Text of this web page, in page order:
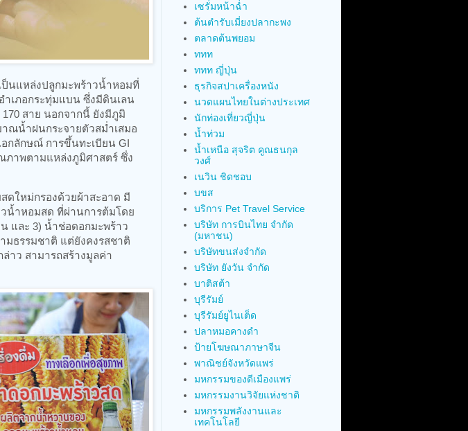
นแหล่งปลูกมะพร้าวน้ำหอมที่
เภอกระทุ่มแบน ซึ่งมีดินเลน
สาย นอกจากนี้ ยังมีภูมิ
ณน้ำฝนกระจายตัวสม่ำเสมอ
กลักษณ์ การขึ้นทะเบียน GI
ภาพตามแหล่งภูมิศาสตร์ ซึ่ง
ดใหม่กรองด้วยผ้าสะอาด มี
น้ำหอมสด ที่ผ่านการต้มโดย
และ 3) น้ำช่อดอกมะพร้าว
มธรรมชาติ แต่ยังคงรสชาติ
าว สามารถสร้างมูลค่า
เซรั่มหน้าฉ่ำ
ต้นตำรับเมี่ยงปลากะพง
ตลาดต้นพยอม
ททท
ททท ญี่ปุ่น
ธุรกิจสปาเครื่องหนัง
นวดแผนไทยในต่างประเทศ
นักท่องเที่ยวญี่ปุ่น
น้ำท่วม
น้ำเหนือ สุจริต คูณธนกุล
วงศ์
เนวิน ชิดชอบ
บขส
บริการ Pet Travel Service
บริษัท การบินไทย จำกัด
(มหาชน)
บริษัทขนส่งจำกัด
บริษัท ยังวัน จำกัด
บาติสต้า
บุรีรัมย์
บุรีรัมย์ยูไนเต็ด
ปลาหมอคางดำ
ป้ายโฆษณาภาษาจีน
พาณิชย์จังหวัดแพร่
มหกรรมของดีเมืองแพร่
มหกรรมงานวิจัยแห่งชาติ
มหกรรมพลังงานและ
เทคโนโลยี